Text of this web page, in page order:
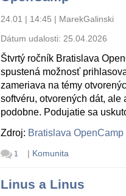
24.01 | 14:45 | MarekGalinski
Dátum udalosti: 25.04.2026
Štvrtý ročník Bratislava
spustená možnosť
zameriava na témy
softvéru, otvorených dát,
podobne. Podujatie sa
Zdroj: Bratislava OpenCamp
1 | Komunita
Linus a Linus